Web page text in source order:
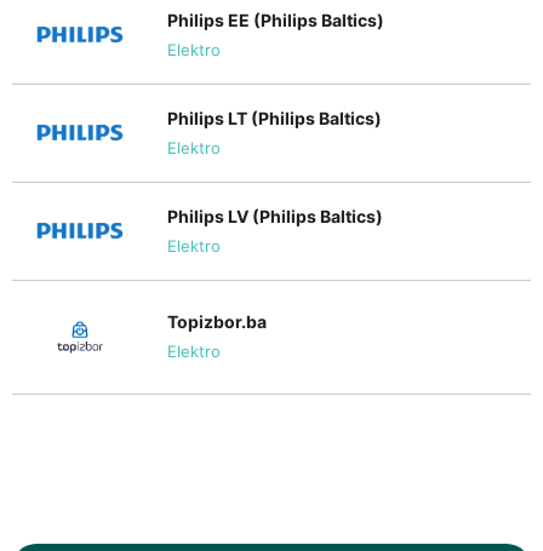
Philips EE (Philips Baltics)
Elektro
Philips LT (Philips Baltics)
Elektro
Philips LV (Philips Baltics)
Elektro
Topizbor.ba
Elektro